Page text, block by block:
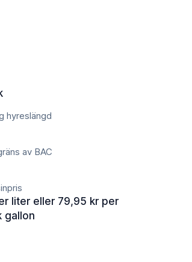
hyreslängd
av BAC
liter eller 79,95 kr per
gallon